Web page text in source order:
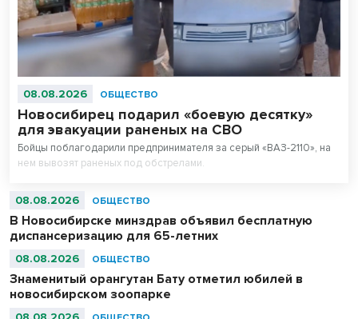
08.08.2026 ОБЩЕСТВО
Новосибирец подарил «боевую десятку»
для эвакуации раненых на СВО
Бойцы поблагодарили предпринимателя за серый «ВАЗ-2110», на
нем вывозят раненых под обстрелами.
08.08.2026 ОБЩЕСТВО
В Новосибирске минздрав объявил бесплатную
диспансеризацию для 65-летних
08.08.2026 ОБЩЕСТВО
Знаменитый орангутан Бату отметил юбилей в
новосибирском зоопарке